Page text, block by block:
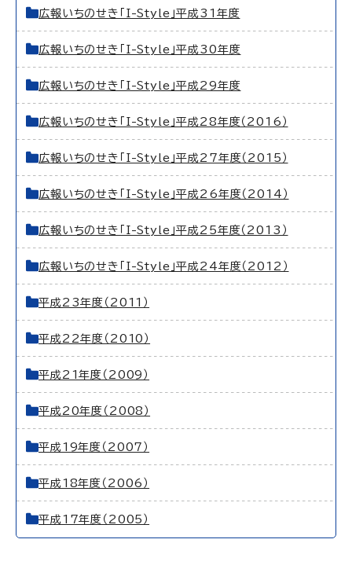
広報いちのせき「I-Style」平成31年度
広報いちのせき「I-Style」平成30年度
広報いちのせき「I-Style」平成29年度
広報いちのせき「I-Style」平成28年度（2016）
広報いちのせき「I-Style」平成27年度（2015）
広報いちのせき「I-Style」平成26年度（2014）
広報いちのせき「I-Style」平成25年度（2013）
広報いちのせき「I-Style」平成24年度（2012）
平成23年度（2011）
平成22年度（2010）
平成21年度（2009）
平成20年度（2008）
平成19年度（2007）
平成18年度（2006）
平成17年度（2005）